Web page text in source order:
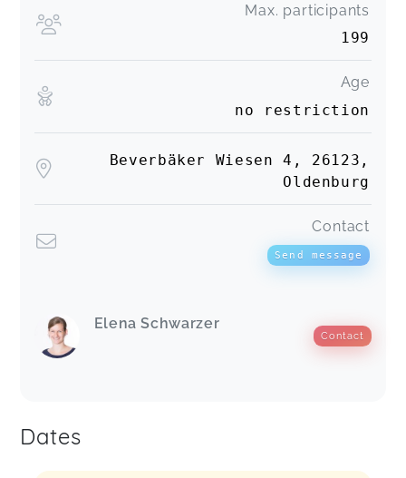
Max. participants
199
Age
no restriction
Beverbäker Wiesen 4, 26123,
Oldenburg
Contact
Send message
Elena Schwarzer
Contact
Dates